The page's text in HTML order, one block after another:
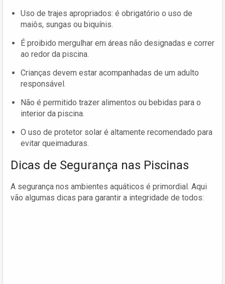
Uso de trajes apropriados: é obrigatório o uso de
maiôs, sungas ou biquínis.
É proibido mergulhar em áreas não designadas e correr
ao redor da piscina.
Crianças devem estar acompanhadas de um adulto
responsável.
Não é permitido trazer alimentos ou bebidas para o
interior da piscina.
O uso de protetor solar é altamente recomendado para
evitar queimaduras.
Dicas de Segurança nas Piscinas
A segurança nos ambientes aquáticos é primordial. Aqui
vão algumas dicas para garantir a integridade de todos: